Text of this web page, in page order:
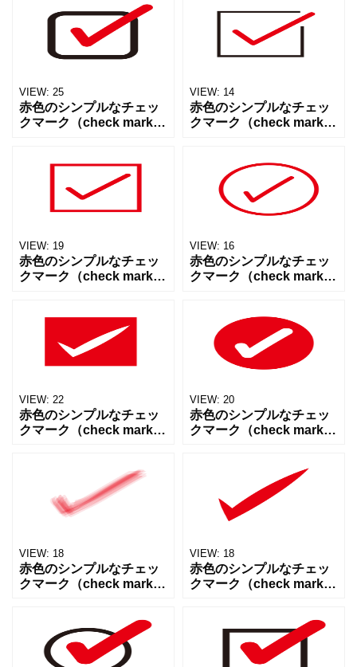
ト、SNS投稿、プレゼン
資料、チラシやPOP、掲
示物など幅広
ト、SNS投稿、プレゼン
資料、チラシやPOP、掲
示物など幅広
VIEW: 25
赤色のシンプルなチェッ
クマーク（check mark・
ト、SNS投稿、プレゼン
資料、チラシやPOP、掲
示物など幅広
VIEW: 14
赤色のシンプルなチェッ
クマーク（check mark・
ト、SNS投稿、プレゼン
資料、チラシやPOP、掲
示物など幅広
VIEW: 19
赤色のシンプルなチェッ
クマーク（check mark・
ト、SNS投稿、プレゼン
資料、チラシやPOP、掲
示物など幅広
VIEW: 16
赤色のシンプルなチェッ
クマーク（check mark・
ト、SNS投稿、プレゼン
資料、チラシやPOP、掲
示物など幅広
VIEW: 22
赤色のシンプルなチェッ
クマーク（check mark・
ト、SNS投稿、プレゼン
資料、チラシやPOP、掲
示物など幅広
VIEW: 20
赤色のシンプルなチェッ
クマーク（check mark・
ト、SNS投稿、プレゼン
資料、チラシやPOP、掲
示物など幅広
VIEW: 18
赤色のシンプルなチェッ
クマーク（check mark・
ト、SNS投稿、プレゼン
資料、チラシやPOP、掲
示物など幅広
VIEW: 18
赤色のシンプルなチェッ
クマーク（check mark・
ト、SNS投稿、プレゼン
資料、チラシやPOP、掲
示物など幅広